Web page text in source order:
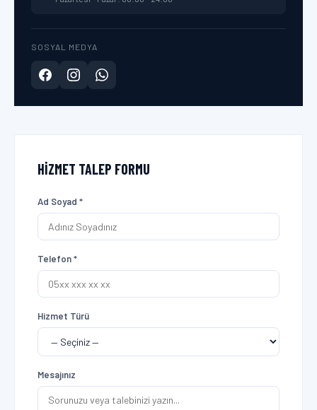
HIZMET TALEP FORMU
Ad Soyad *
Telefon *
Hizmet Türü
Mesajınız
SOSYAL MEDYA